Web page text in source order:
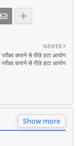
NEWER
परीक्षा कराने से पीछे हटा आयोग
परीक्षा कराने से पीछे हटा आयोग
Show more